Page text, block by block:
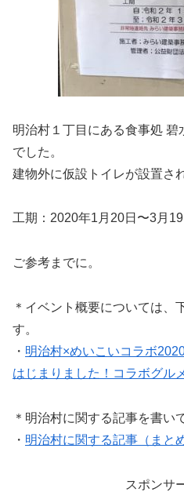
明治村１丁目にある食事処 碧
でした。
建物外に仮設トイレが設置さ
工期：2020年1月20日〜3月19
ご参考までに。
＊イベント概要については、
す。
・ 明治村×めいこいコラボ
はじまりました！コラボグル
＊明治村に関する記事を書い
・ 明治村に関する記事（まとめ
スポンサ